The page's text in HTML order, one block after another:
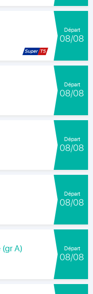
Départ
08/08
Départ
08/08
Départ
08/08
Départ
08/08
A) Départ
08/08